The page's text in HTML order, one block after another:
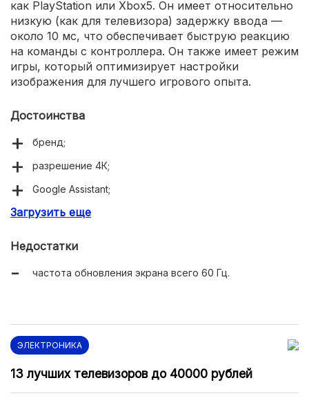
как PlayStation или Xbox5. Он имеет относительно
низкую (как для телевизора) задержку ввода —
около 10 мс, что обеспечивает быструю реакцию
на команды с контроллера. Он также имеет режим
игры, который оптимизирует настройки
изображения для лучшего игрового опыта.
Достоинства
бренд;
разрешение 4К;
Google Assistant;
есть Chromecast и AirPlay для подключения носимых
простой и элегантный дизайн с тонкой рамкой;
низкая задержка ввода и режим игры для игр на
поддерживает экосистему Apple HomeKit.
Загрузить еще
Недостатки
частота обновления экрана всего 60 Гц.
ЭЛЕКТРОНИКА
13 лучших телевизоров до 40000 рублей